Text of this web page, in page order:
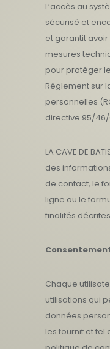
L’accès au
sécurisé et
et garantit
mesures
pour protéger
Règlement sur
personnelles
directive 95/46/
LA CAVE DE
des
de contact, le
ligne ou le
finalités
Chaque
utilisations qui
données
les fournit et tel